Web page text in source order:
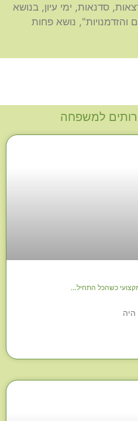
סדנאות, ימי עיון, בנושא
נושא פחות
למשפחה
מקצועי כשהכל התחיל…